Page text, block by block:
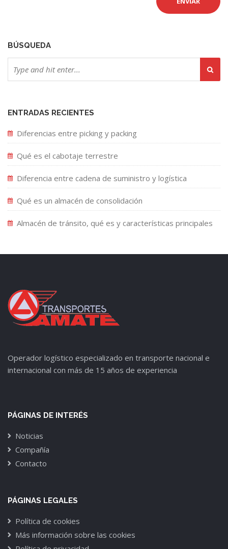
BÚSQUEDA
ENTRADAS RECIENTES
Diferencias entre picking y packing
Qué es el cabotaje terrestre
Diferencia entre cadena de suministro y logística
Qué es un almacén de consolidación
Almacén de tránsito, qué es y características principales
Operador logístico especializado en transporte nacional e
internacional con más de 15 años de experiencia
PÁGINAS DE INTERÉS
Noticias
Compañía
Contacto
PÁGINAS LEGALES
Política de cookies
Más información sobre las cookies